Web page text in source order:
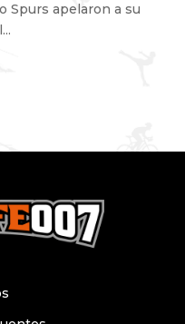
Spurs apelaron a su